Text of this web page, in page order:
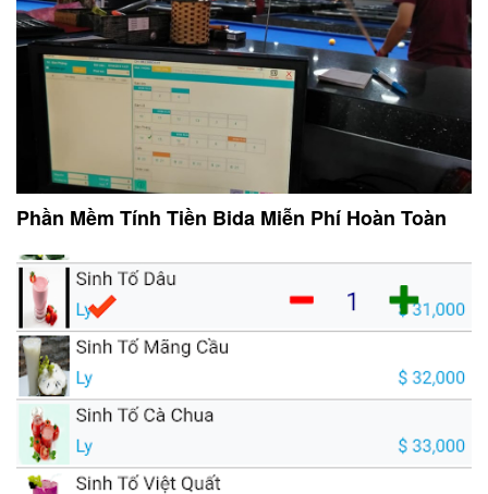
Phần Mềm Tính Tiền Bida Miễn Phí Hoàn Toàn